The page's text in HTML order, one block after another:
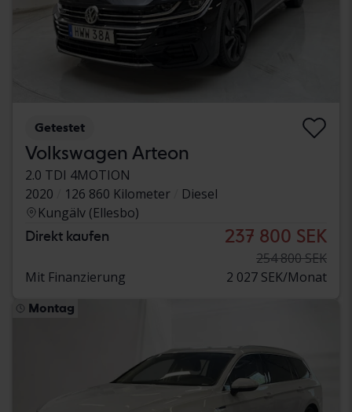
Getestet
Volkswagen Arteon
2.0 TDI 4MOTION
2020
126 860 Kilometer
Diesel
Kungälv (Ellesbo)
Direkt kaufen 237 800 SEK
254 800 SEK
Mit Finanzierung
2 027 SEK/Monat
Montag